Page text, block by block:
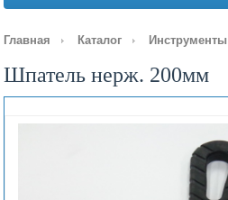
Главная Каталог Инструменты
Шпатель нерж. 200мм